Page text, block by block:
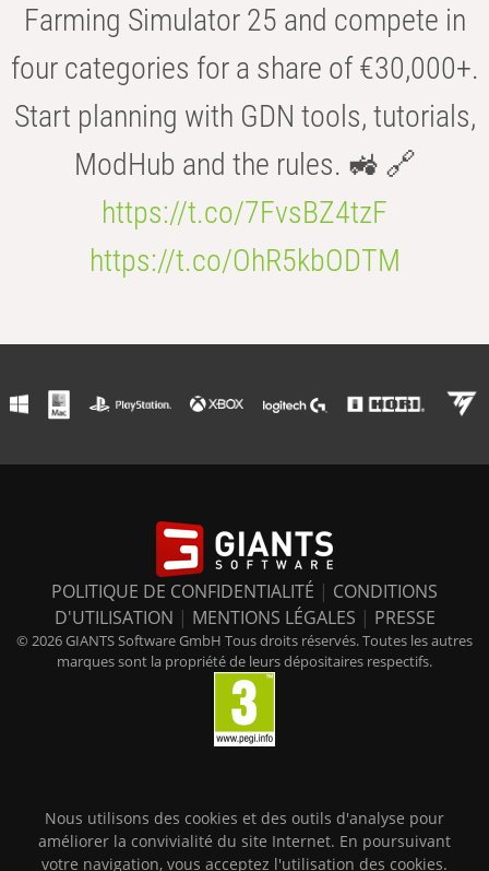
Farming Simulator 25 and compete in
four categories for a share of €30,000+.
Start planning with GDN tools, tutorials,
ModHub and the rules. 🚜 🔗
https://t.co/7FvsBZ4tzF
https://t.co/OhR5kbODTM
POLITIQUE DE CONFIDENTIALITÉ | CONDITIONS
D'UTILISATION | MENTIONS LÉGALES | PRESSE
© 2026 GIANTS Software GmbH Tous droits réservés. Toutes les autres
marques sont la propriété de leurs dépositaires respectifs.
Nous utilisons des cookies et des outils d'analyse pour
améliorer la convivialité du site Internet. En poursuivant
votre navigation, vous acceptez l'utilisation des cookies.